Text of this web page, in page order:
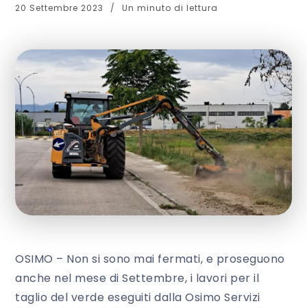
20 Settembre 2023 Un minuto di lettura
OSIMO – Non si sono mai fermati, e proseguono
anche nel mese di Settembre, i lavori per il
taglio del verde eseguiti dalla Osimo Servizi